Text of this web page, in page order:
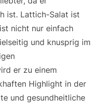
ist. Lattich-Salat ist
nicht nur einfach
und knusprig im
er zu einem
Highlight in der
und gesundheitliche